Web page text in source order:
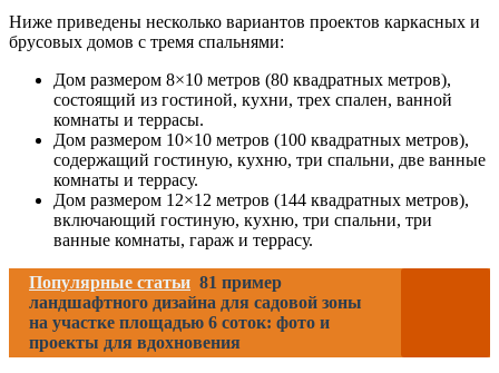
Ниже приведены несколько вариантов проектов каркасных и
брусовых домов с тремя спальнями:
Дом размером 8×10 метров (80 квадратных метров),
состоящий из гостиной, кухни, трех спален, ванной
комнаты и террасы.
Дом размером 10×10 метров (100 квадратных метров),
содержащий гостиную, кухню, три спальни, две ванные
комнаты и террасу.
Дом размером 12×12 метров (144 квадратных метров),
включающий гостиную, кухню, три спальни, три
ванные комнаты, гараж и террасу.
Популярные статьи 81 пример
ландшафтного дизайна для садовой зоны
на участке площадью 6 соток: фото и
проекты для вдохновения